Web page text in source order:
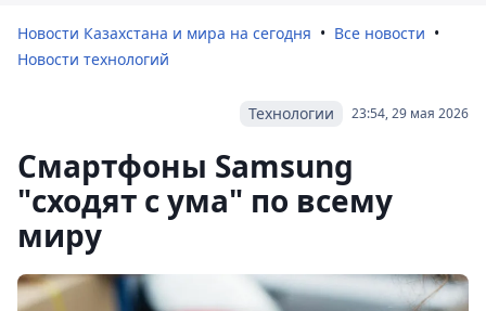
Новости Казахстана и мира на сегодня
Все новости
Новости технологий
23:54, 29 мая 2026
Технологии
Смартфоны Samsung
"сходят с ума" по всему
миру